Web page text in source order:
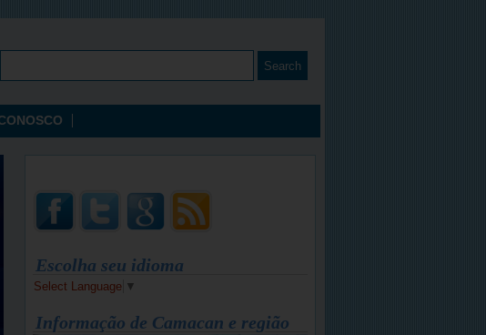
Escolha seu idioma
Select Language ▼
Informação de Camacan e região